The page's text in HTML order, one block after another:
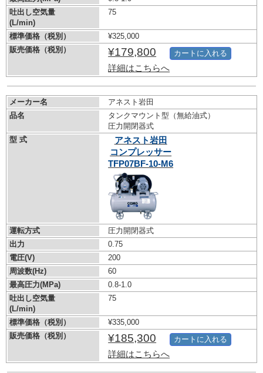
吐出し空気量
(L/min)
75
標準価格（税別）
¥325,000
販売価格（税別）
¥179,800
詳細はこちらへ
カートに入れる
メーカー名
アネスト岩田
品名
タンクマウント型（無給油式）
圧力開閉器式
型 式
アネスト岩田
コンプレッサー
TFP07BF-10-M6
運転方式
圧力開閉器式
出力
0.75
電圧(V)
200
周波数(Hz)
60
最高圧力(MPa)
0.8-1.0
吐出し空気量
(L/min)
75
標準価格（税別）
¥335,000
販売価格（税別）
¥185,300
詳細はこちらへ
カートに入れる